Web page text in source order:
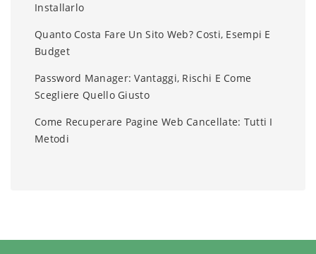
Installarlo
Quanto Costa Fare Un Sito Web? Costi, Esempi E
Budget
Password Manager: Vantaggi, Rischi E Come
Scegliere Quello Giusto
Come Recuperare Pagine Web Cancellate: Tutti I
Metodi